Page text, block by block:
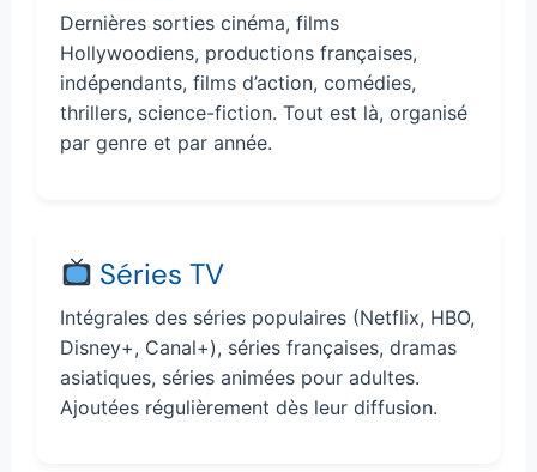
Dernières sorties cinéma, films
Hollywoodiens, productions françaises,
indépendants, films d’action, comédies,
thrillers, science-fiction. Tout est là, organisé
par genre et par année.
Séries TV
Intégrales des séries populaires (Netflix, HBO,
Disney+, Canal+), séries françaises, dramas
asiatiques, séries animées pour adultes.
Ajoutées régulièrement dès leur diffusion.